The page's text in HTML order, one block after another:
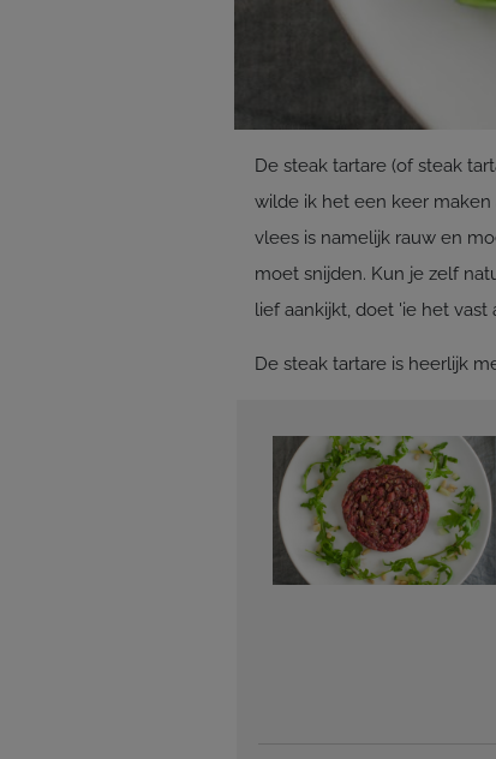
De steak tartare (of steak
wilde ik het een keer maken
vlees is namelijk rauw en
moet snijden. Kun je zelf
lief aankijkt, doet 'ie het vast
De steak tartare is heerlijk